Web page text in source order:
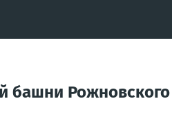
Рожновского